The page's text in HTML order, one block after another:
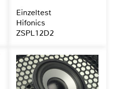
Einzeltest
Hifonics
ZSPL12D2